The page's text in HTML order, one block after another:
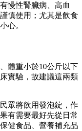
慢性腎臟病、高血
慎使用；尤其是飲食
心。
體重小於10公斤以下
實驗，故建議這兩類
眾將飲用發泡錠，作
有需要最好先從日常
健食品、營養補充品